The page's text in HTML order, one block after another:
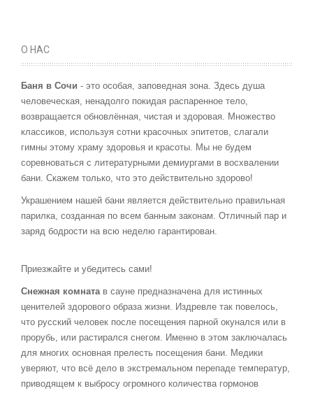
О НАС
Баня в Сочи - это особая, заповедная зона. Здесь душа
человеческая, ненадолго покидая распаренное тело,
возвращается обновлённая, чистая и здоровая. Множество
классиков, используя сотни красочных эпитетов, слагали
гимны этому храму здоровья и красоты. Мы не будем
соревноваться с литературными демиургами в восхвалении
бани. Скажем только, что это действительно здорово!
Украшением нашей бани является действительно правильная
парилка, созданная по всем банным законам. Отличный пар и
заряд бодрости на всю неделю гарантирован.
Приезжайте и убедитесь сами!
Снежная комнатав сауне предназначена для истинных
ценителей здорового образа жизни. Издревле так повелось,
что русский человек после посещения парной окунался или в
прорубь, или растирался снегом. Именно в этом заключалась
для многих основная прелесть посещения бани. Медики
уверяют, что всё дело в экстремальном перепаде температур,
приводящем к выбросу огромного количества гормонов